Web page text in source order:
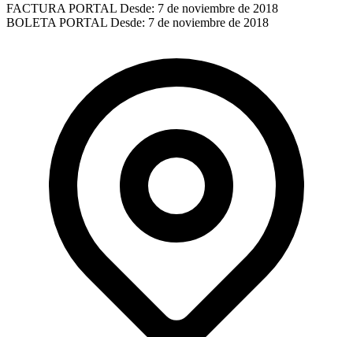
FACTURA PORTAL Desde: 7 de noviembre de 2018
BOLETA PORTAL Desde: 7 de noviembre de 2018